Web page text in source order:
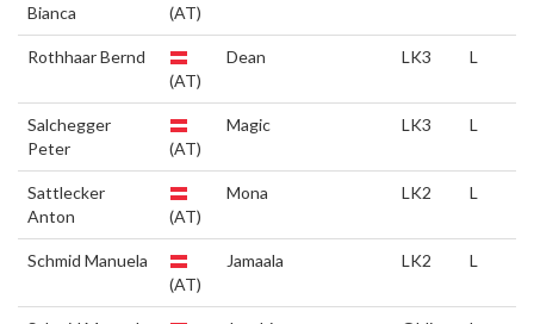
Bianca
(AT)
Rothhaar Bernd
(AT)
Dean LK3 L
Salchegger
Peter
(AT)
Magic LK3 L
Sattlecker
Anton
(AT)
Mona LK2 L
Schmid Manuela
(AT)
Jamaala LK2 L